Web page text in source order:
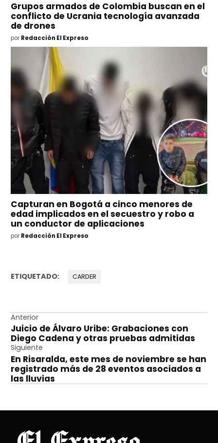
Grupos armados de Colombia buscan en el
conflicto de Ucrania tecnología avanzada
de drones
por Redacción El Expreso
Capturan en Bogotá a cinco menores de
edad implicados en el secuestro y robo a
un conductor de aplicaciones
por Redacción El Expreso
ETIQUETADO: CARDER
Navegación
de
entradas
Anterior
Juicio de Álvaro Uribe: Grabaciones con
Diego Cadena y otras pruebas admitidas
Siguiente
En Risaralda, este mes de noviembre se han
registrado más de 28 eventos asociados a
las lluvias